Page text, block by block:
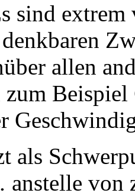
sind
allen
als
anstelle von